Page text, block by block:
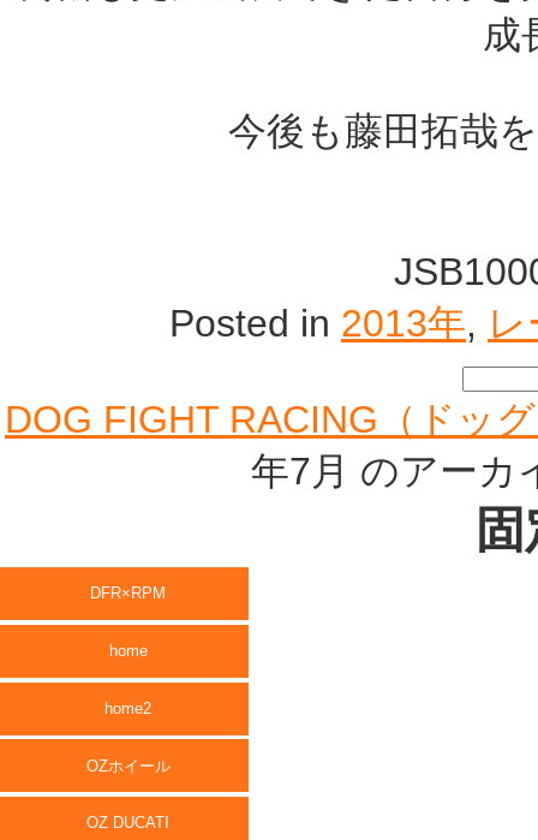
成
今後も藤田拓哉
Posted in 2013年,
索:
DOG FIGHT RACING（ドッ
年7月 のアーカ
DFR×RPM
home
home2
OZホイール
OZ DUCATI